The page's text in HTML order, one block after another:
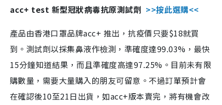
acc+ test 新型冠狀病毒抗原測試劑 >>按此選購<<
產品由香港口罩品牌acc+ 推出，抗疫價只要$18就買
到。測試劑以採集鼻液作檢測，準確度達99.03%，最快
15分鐘知道結果，而且準確度高達97.25%。目前未有限
購數量，需要大量購入的朋友可留意。不過訂單預計會
在確認後10至21日出貨，如acc+版本賣完，將有機會改